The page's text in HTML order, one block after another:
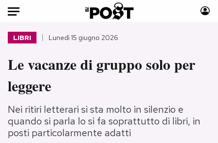
Auto
Mondo
Politica
Tecnologia
Internet
Consumismi
Storie/Idee
Ok Boomer!
LIBRI Lunedì 15 giugno 2026
Le vacanze di gruppo solo per
leggere
Nei ritiri letterari si sta molto in silenzio e
quando si parla lo si fa soprattutto di libri, in
posti particolarmente adatti